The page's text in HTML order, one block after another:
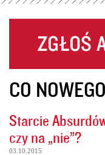
CO
Starcie
czy na „nie”?
03.10.2015